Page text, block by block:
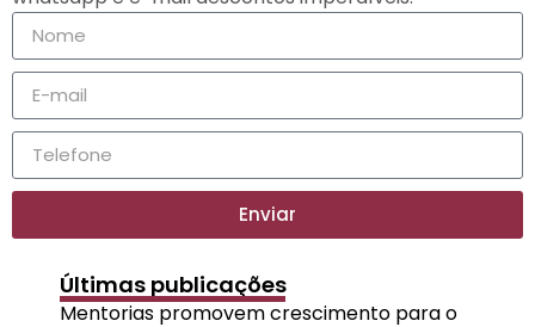
Enviar
Últimas publicações
Mentorias promovem crescimento para o